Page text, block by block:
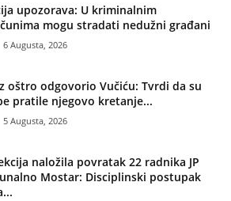
upozorava: U kriminalnim
mogu stradati nedužni građani
6 Augusta, 2026
oštro odgovorio Vučiću: Tvrdi da su
pratile njegovo kretanje...
5 Augusta, 2026
naložila povratak 22 radnika JP
Mostar: Disciplinski postupak